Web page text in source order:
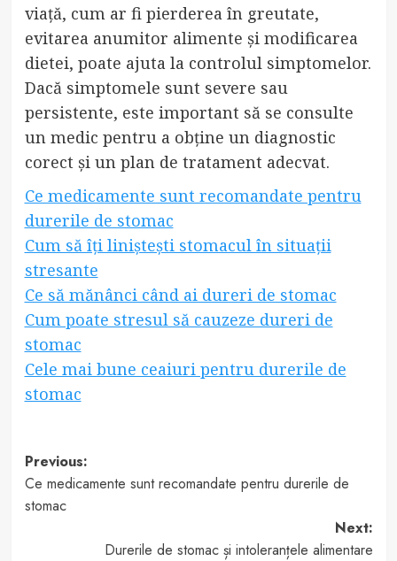
viață, cum ar fi pierderea în greutate,
evitarea anumitor alimente și modificarea
dietei, poate ajuta la controlul simptomelor.
Dacă simptomele sunt severe sau
persistente, este important să se consulte
un medic pentru a obține un diagnostic
corect și un plan de tratament adecvat.
Ce medicamente sunt recomandate pentru
durerile de stomac
Cum să îți liniștești stomacul în situații
stresante
Ce să mănânci când ai dureri de stomac
Cum poate stresul să cauzeze dureri de
stomac
Cele mai bune ceaiuri pentru durerile de
stomac
Post
navigation
Previous:
Ce medicamente sunt recomandate pentru durerile de
stomac
Next:
Durerile de stomac și intoleranțele alimentare